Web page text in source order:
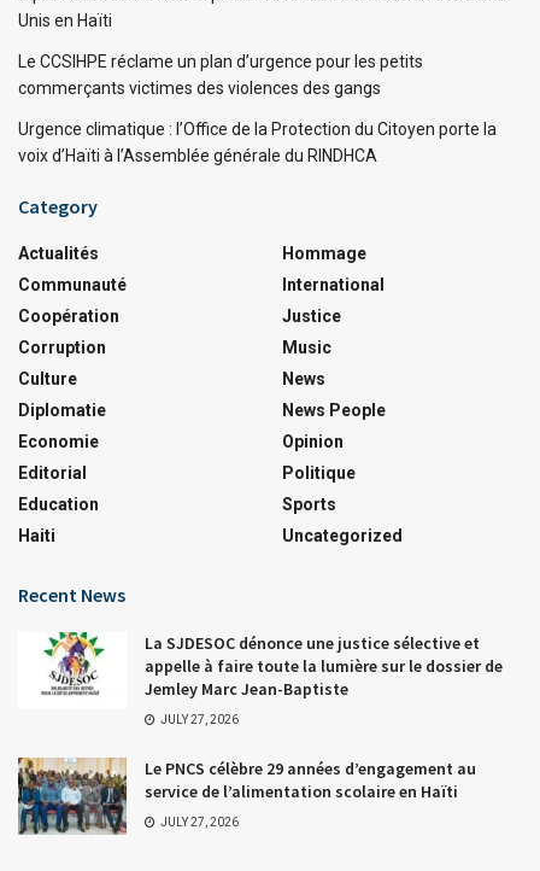
Unis en Haïti
Le CCSIHPE réclame un plan d’urgence pour les petits
commerçants victimes des violences des gangs
Urgence climatique : l’Office de la Protection du Citoyen porte la
voix d’Haïti à l’Assemblée générale du RINDHCA
Category
Actualités
Communauté
Coopération
Corruption
Culture
Diplomatie
Economie
Editorial
Education
Haiti
Hommage
International
Justice
Music
News
News People
Opinion
Politique
Sports
Uncategorized
Recent News
La SJDESOC dénonce une justice sélective et
appelle à faire toute la lumière sur le dossier de
Jemley Marc Jean-Baptiste
JULY 27, 2026
Le PNCS célèbre 29 années d’engagement au
service de l’alimentation scolaire en Haïti
JULY 27, 2026